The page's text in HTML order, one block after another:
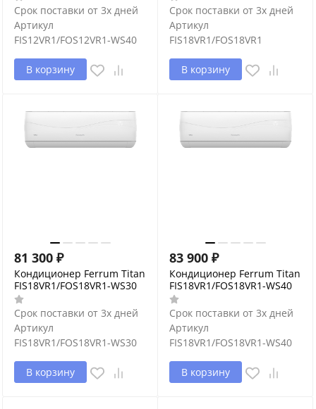
Срок поставки от 3х дней
Артикул
FIS12VR1/FOS12VR1-WS40
В корзину
Срок поставки от 3х дней
Артикул
FIS18VR1/FOS18VR1
В корзину
81 300 ₽
Кондиционер Ferrum Titan
FIS18VR1/FOS18VR1-WS30
Срок поставки от 3х дней
Артикул
FIS18VR1/FOS18VR1-WS30
В корзину
83 900 ₽
Кондиционер Ferrum Titan
FIS18VR1/FOS18VR1-WS40
Срок поставки от 3х дней
Артикул
FIS18VR1/FOS18VR1-WS40
В корзину